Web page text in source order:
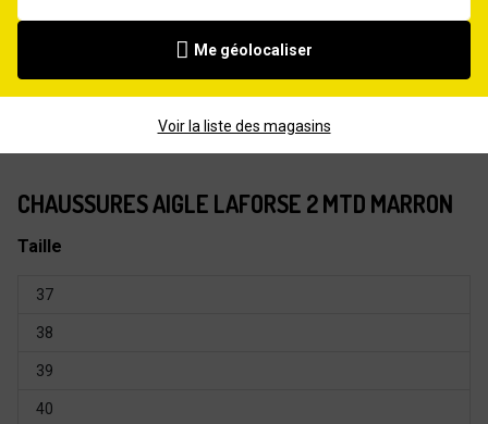
CHAUSSURES AIGLE LAFORSE 2 MTD MARRON
Taille
37
38
39
40
Me géolocaliser
Voir la liste des magasins